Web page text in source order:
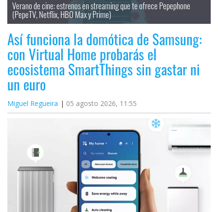
Verano de cine: estrenos en streaming que te ofrece Pepephone
(PepeTV, Netflix, HBO Max y Prime)
Así funciona la domótica de Samsung:
con Virtual Home probarás el
ecosistema SmartThings sin gastar ni
un euro
Miguel Regueira 05 agosto 2026, 11:55